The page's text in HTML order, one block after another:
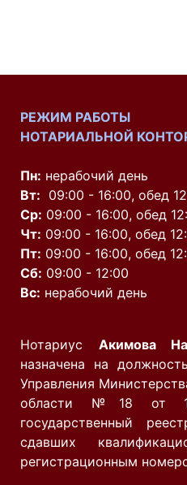
РЕЖИМ РАБОТЫ
НОТАРИАЛЬНОЙ
Пн: нерабочий день
Вт: 09:00 - 16:00, обед
Ср: 09:00 - 16:00, обед
Чт: 09:00 - 16:00, обед
Пт: 09:00 - 16:00, обед
Сб: 09:00 - 12:00
Вс: нерабочий день
Нотариус Акимова
назначена на
Управления
области №18 от
государственный
сдавших
регистрационным